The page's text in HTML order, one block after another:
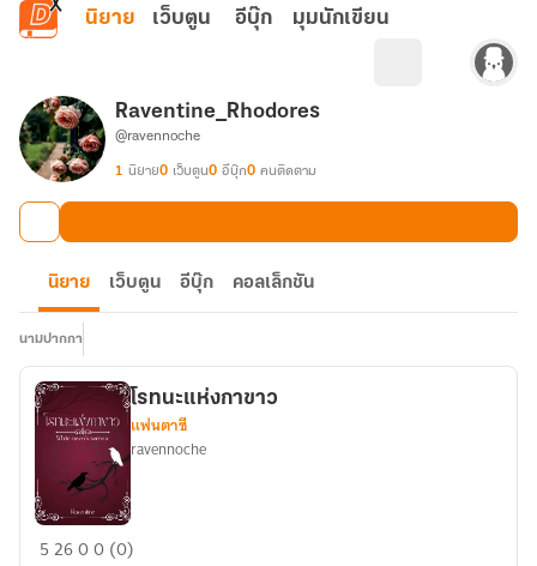
ข้ามไปยังเนื้อหาหลัก
นิยาย เว็บตูน อีบุ๊ก มุมนักเขียน
Raventine_Rhodores
@ravennoche
1 นิยาย0 เว็บตูน0 อีบุ๊ก0 คนติดตาม
นิยาย เว็บตูน อีบุ๊ก คอลเล็กชัน
นามปากกา
โรทนะ
โรทนะแห่งกาขาว
แฟนตาซี
ravennoche
52600 (0)